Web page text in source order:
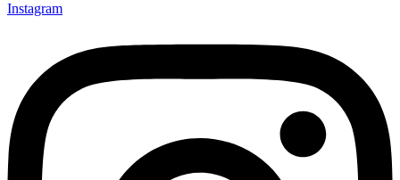
Instagram